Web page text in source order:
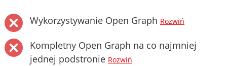
Wykorzystywanie Open Graph Rozwiń
Kompletny Open Graph na co najmniej
jednej podstronie Rozwiń